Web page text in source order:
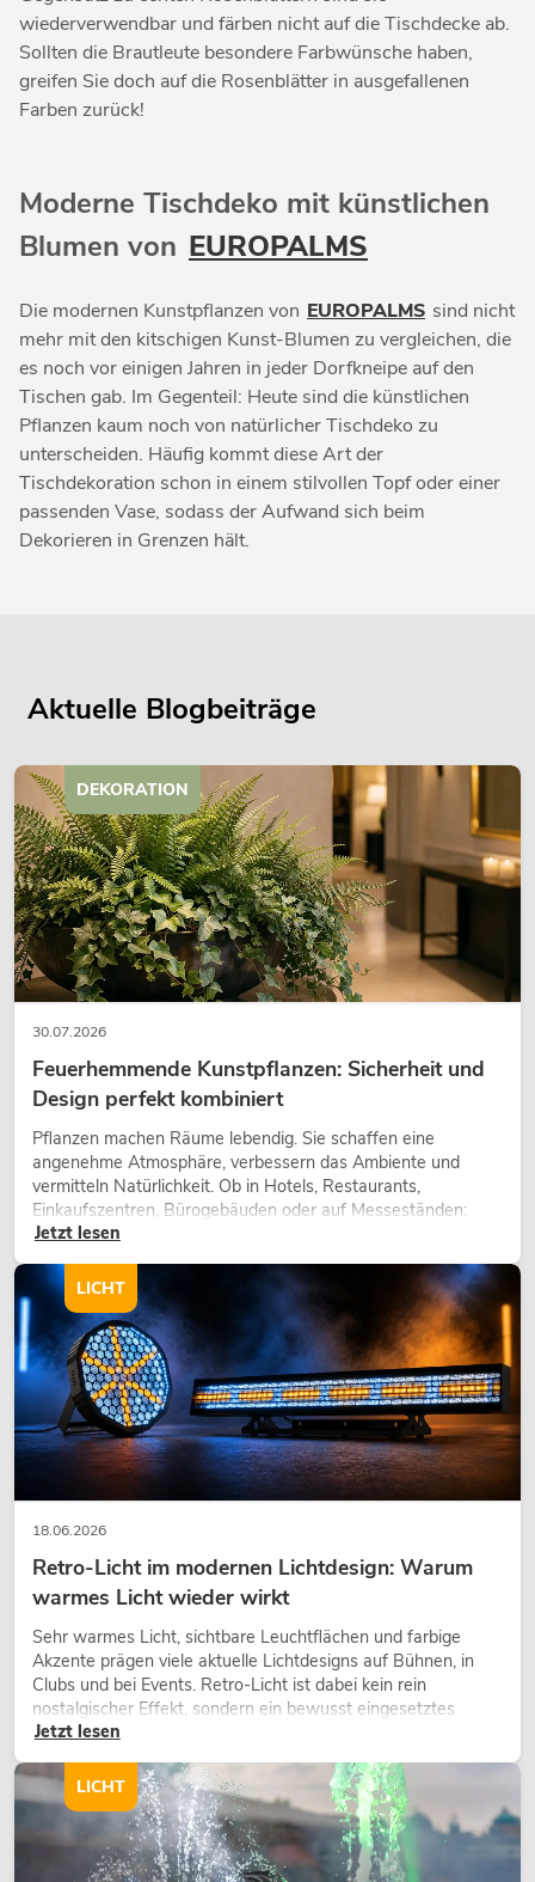
wiederverwendbar und färben nicht auf die Tischdecke ab.
Sollten die Brautleute besondere Farbwünsche haben,
greifen Sie doch auf die Rosenblätter in ausgefallenen
Farben zurück!
Moderne Tischdeko mit künstlichen
Blumen von EUROPALMS
Die modernen Kunstpflanzen von EUROPALMS sind nicht
mehr mit den kitschigen Kunst-Blumen zu vergleichen, die
es noch vor einigen Jahren in jeder Dorfkneipe auf den
Tischen gab. Im Gegenteil: Heute sind die künstlichen
Pflanzen kaum noch von natürlicher Tischdeko zu
unterscheiden. Häufig kommt diese Art der
Tischdekoration schon in einem stilvollen Topf oder einer
passenden Vase, sodass der Aufwand sich beim
Dekorieren in Grenzen hält.
Aktuelle Blogbeiträge
30.07.2026
Feuerhemmende Kunstpflanzen: Sicherheit und
Design perfekt kombiniert
Pflanzen machen Räume lebendig. Sie schaffen eine
angenehme Atmosphäre, verbessern das Ambiente und
vermitteln Natürlichkeit. Ob in Hotels, Restaurants,
Einkaufszentren, Bürogebäuden oder auf Messeständen:
eine hochwertige Begrünung gehört heute längst zum
Jetzt lesen
DEKORATION
18.06.2026
Retro-Licht im modernen Lichtdesign: Warum
warmes Licht wieder wirkt
Sehr warmes Licht, sichtbare Leuchtflächen und farbige
Akzente prägen viele aktuelle Lichtdesigns auf Bühnen, in
Clubs und bei Events. Retro-Licht ist dabei kein rein
nostalgischer Effekt, sondern ein bewusst eingesetztes
Gestaltungsmittel: Es schafft Atmosphäre, gibt Szenen
wirken lassen.
Jetzt lesen
LICHT
LICHT